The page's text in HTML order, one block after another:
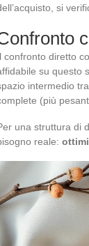
si
confronto diretto
su questo
intermedio
(più
una struttura di
reale: